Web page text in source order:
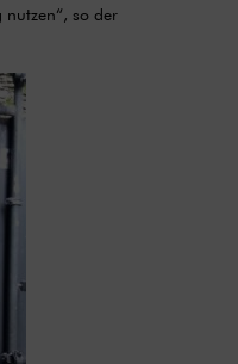
so der